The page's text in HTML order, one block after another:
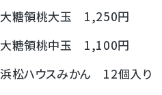
大糖領桃大玉 1,250円
大糖領桃中玉 1,100円
浜松ハウスみかん 12個入